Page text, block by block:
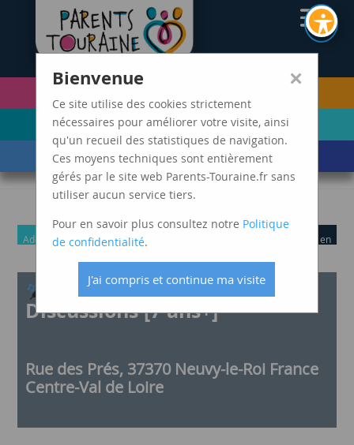
PETITE ENFANCE
(0-5 ANS)
ENFANCE
(6-11 ANS)
ADOLESCENCE ET
JEUNES ADULTES
LES ÉVÈNEMENTS
DE VIE MARDIS SPAGHETTI
Adolescence et
jeunes adultes
Enfance
parents
Parents avec enfant en
situation de handicap
DYS sur Dix – Spectacle |
Discussions [7 ans+]
Rue des Prés, 37370 Neuvy-le-Roi France
Centre-Val de Loire
×
Bienvenue
Ce site utilise des cookies strictement
nécessaires pour améliorer votre visite, ainsi
qu'un recueil des statistiques de navigation.
Ces moyens techniques sont entièrement
gérés par le site web Parents-Touraine.fr sans
utiliser aucun service tiers.
Pour en savoir plus consultez notre Politique
de confidentialité.
J'ai compris et continue ma visite